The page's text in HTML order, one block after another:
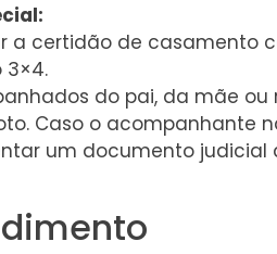
a certidão de casamento
3×4.
do pai, da mãe ou
Caso o acompanhante
um documento judicial